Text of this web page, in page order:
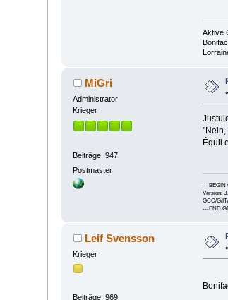
Aktive
MiGri
Administrator
Krieger
Beiträge: 947
Postmaster
"Nein,
Équil
---BEGIN
Version:
GCC/G/
---END
Leif Svensson
Krieger
Beiträge: 969